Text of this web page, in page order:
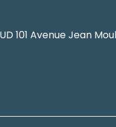
101 Avenue Jean